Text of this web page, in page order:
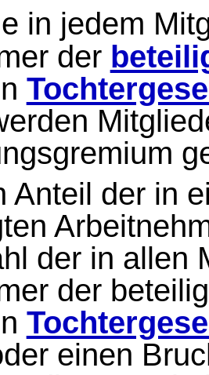
in jedem
der
Anteil der in
der in allen
der
einen